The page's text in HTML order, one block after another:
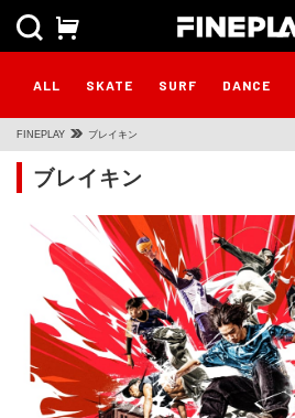
ALL SKATE SURF DANCE
FINEPLAY ブレイキン
ブレイキン